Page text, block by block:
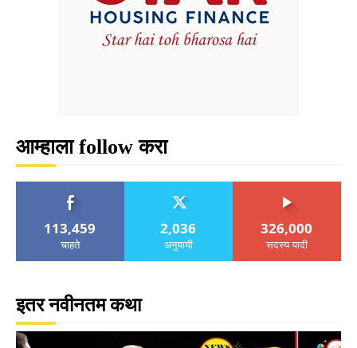
आम्हाला follow करा
113,459
चाहते
2,036
अनुयायी
326,000
सदस्य यादी
इतर नवीनतम कथा